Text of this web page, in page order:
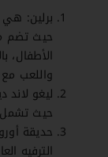
برلين: هي
حيث تضم
الأطفال،
واللعب
ليغو لاند
حيث تشمل
حديقة
الترفيه